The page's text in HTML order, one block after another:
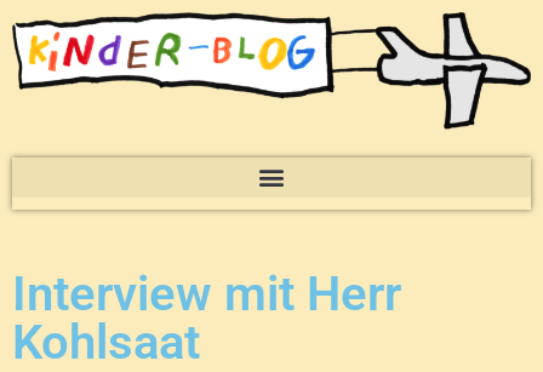
Interview mit Herr
Kohlsaat